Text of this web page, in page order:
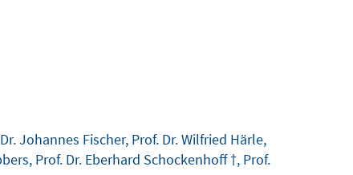
Johannes Fischer, Prof. Dr. Wilfried Härle,
Prof. Dr. Eberhard Schockenhoff †, Prof.